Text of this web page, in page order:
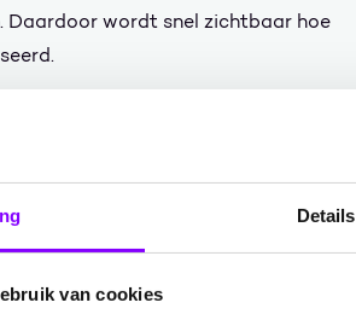
Details
van cookies
Daardoor wordt snel zichtbaar hoe
breder dan Copilot. Elke AI-
data nodig. Een interne
en kennisbanken. Een AI-
van context. Een voorspellend
Een slimme zoekoplossing
bronnen bij elkaar.